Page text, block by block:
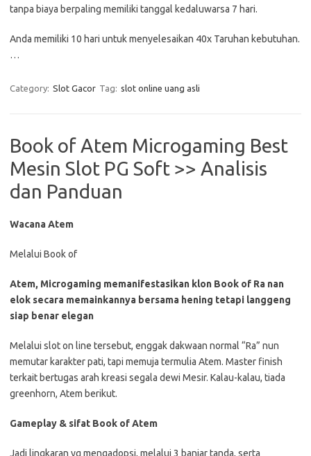
tanpa biaya berpaling memiliki tanggal kedaluwarsa 7 hari.
Anda memiliki 10 hari untuk menyelesaikan 40x Taruhan kebutuhan.
…
Category: Slot Gacor Tag: slot online uang asli
Book of Atem Microgaming Best
Mesin Slot PG Soft >> Analisis
dan Panduan
Wacana Atem
Melalui Book of
Atem, Microgaming memanifestasikan klon Book of Ra nan
elok secara memainkannya bersama hening tetapi langgeng
siap benar elegan
Melalui slot on line tersebut, enggak dakwaan normal “Ra” nun
memutar karakter pati, tapi memuja termulia Atem. Master finish
terkait bertugas arah kreasi segala dewi Mesir. Kalau-kalau, tiada
greenhorn, Atem berikut.
Gameplay & sifat Book of Atem
Jadi lingkaran yg mengadopsi, melalui 3 banjar tanda, serta